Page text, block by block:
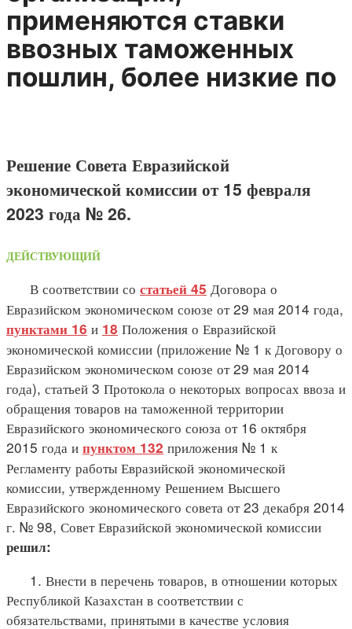
применяются ставки
ввозных таможенных
пошлин, более низкие по
Решение Совета Евразийской
экономической комиссии от 15 февраля
2023 года № 26.
ДЕЙСТВУЮЩИЙ
В соответствии со статьей 45 Договора о
Евразийском экономическом союзе от 29 мая 2014 года,
пунктами 16 и 18 Положения о Евразийской
экономической комиссии (приложение № 1 к Договору о
Евразийском экономическом союзе от 29 мая 2014
года), статьей 3 Протокола о некоторых вопросах ввоза и
обращения товаров на таможенной территории
Евразийского экономического союза от 16 октября
2015 года и пунктом 132 приложения № 1 к
Регламенту работы Евразийской экономической
комиссии, утвержденному Решением Высшего
Евразийского экономического совета от 23 декабря 2014
г. № 98, Совет Евразийской экономической комиссии
решил:
1. Внести в перечень товаров, в отношении которых
Республикой Казахстан в соответствии с
обязательствами, принятыми в качестве условия